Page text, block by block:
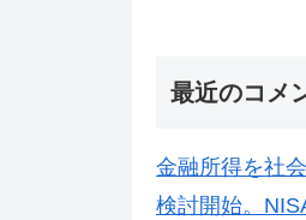
最近のコメ
金融所得を社
検討開始。